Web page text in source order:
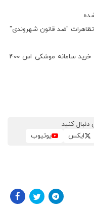
"ضد قانون شهروندی"
ترامپ به امضای قرارداد 5 میلیارد دلاری خرید سامانه موشکی اس 400
دنبال کنید
ایکس یوتیوب